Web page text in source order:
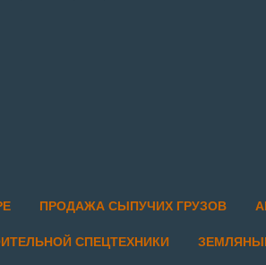
ПРОДАЖА СЫПУЧИХ ГРУЗОВ
СПЕЦТЕХНИКИ